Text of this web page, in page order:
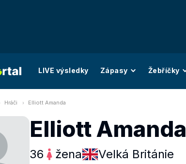
LIVE výsledky Zápasy Žebříčky
Hráči Elliott Amanda
Elliott Amanda
36 žena Velká Británie